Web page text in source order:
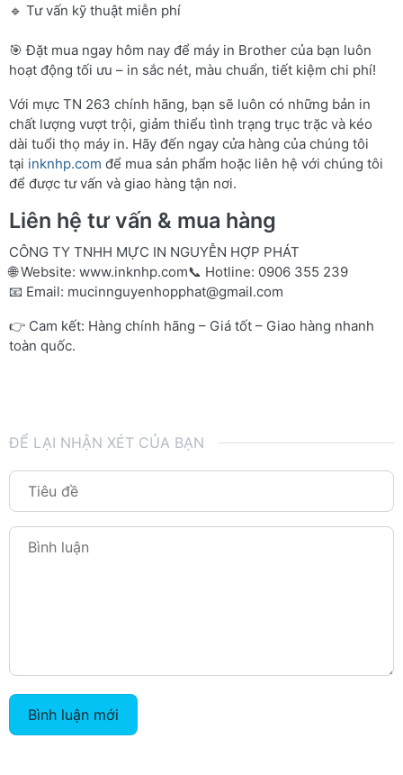
🔹 Tư vấn kỹ thuật miễn phí
🎯 Đặt mua ngay hôm nay để máy in Brother của bạn luôn
hoạt động tối ưu – in sắc nét, màu chuẩn, tiết kiệm chi phí!
Với mực TN 263 chính hãng, bạn sẽ luôn có những bản in
chất lượng vượt trội, giảm thiểu tình trạng trục trặc và kéo
dài tuổi thọ máy in. Hãy đến ngay cửa hàng của chúng tôi
tại inknhp.com để mua sản phẩm hoặc liên hệ với chúng tôi
để được tư vấn và giao hàng tận nơi.
Liên hệ tư vấn & mua hàng
CÔNG TY TNHH MỰC IN NGUYỄN HỢP PHÁT
🌐 Website: www.inknhp.com📞 Hotline: 0906 355 239
📧 Email: mucinnguyenhopphat@gmail.com
👉 Cam kết: Hàng chính hãng – Giá tốt – Giao hàng nhanh
toàn quốc.
ĐỂ LẠI NHẬN XÉT CỦA BẠN
Bình luận mới